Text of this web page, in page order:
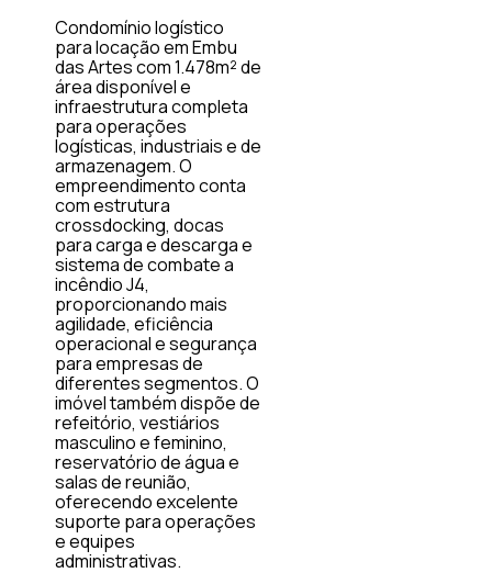
Condomínio logístico
para locação em Embu
das Artes com 1.478m² de
área disponível e
infraestrutura completa
para operações
logísticas, industriais e de
armazenagem. O
empreendimento conta
com estrutura
crossdocking, docas
para carga e descarga e
sistema de combate a
incêndio J4,
proporcionando mais
agilidade, eficiência
operacional e segurança
para empresas de
diferentes segmentos. O
imóvel também dispõe de
refeitório, vestiários
masculino e feminino,
reservatório de água e
salas de reunião,
oferecendo excelente
suporte para operações
e equipes
administrativas.